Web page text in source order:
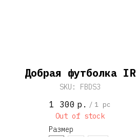
Добрая футболка IR
SKU: FBDS3
1 300 р. / 1 pc
Out of stock
Размер